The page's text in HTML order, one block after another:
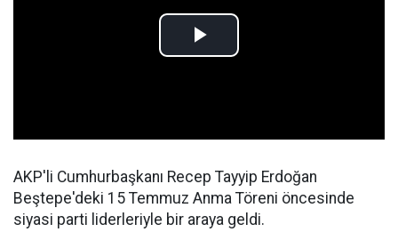
AKP'li Cumhurbaşkanı Recep Tayyip Erdoğan
Beştepe'deki 15 Temmuz Anma Töreni öncesinde
siyasi parti liderleriyle bir araya geldi.